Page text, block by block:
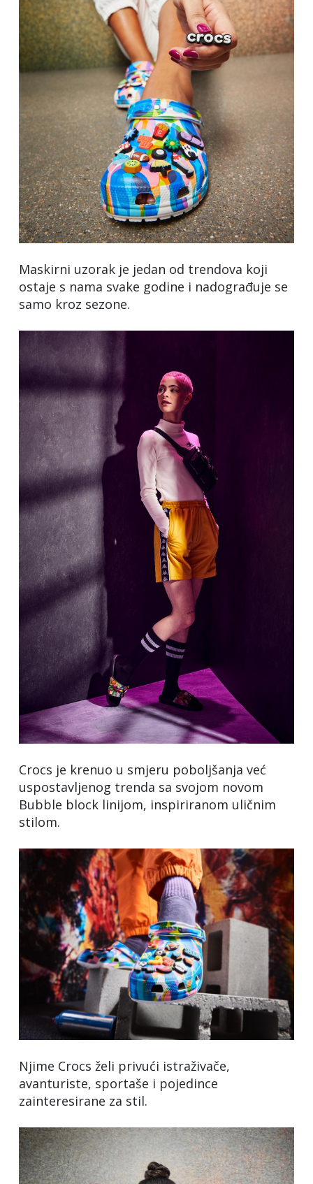
Maskirni uzorak je jedan od trendova koji
ostaje s nama svake godine i nadograđuje se
samo kroz sezone.
Crocs je krenuo u smjeru poboljšanja već
uspostavljenog trenda sa svojom novom
Bubble block linijom, inspiriranom uličnim
stilom.
Njime Crocs želi privući istraživače,
avanturiste, sportaše i pojedince
zainteresirane za stil.